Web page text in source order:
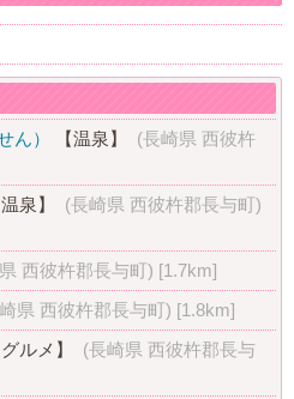
ん）
【温泉】
(長崎県 西彼杵
温泉】
(長崎県 西彼杵郡長与町)
西彼杵郡長与町) [1.7km]
県 西彼杵郡長与町) [1.8km]
グルメ】
(長崎県 西彼杵郡長与